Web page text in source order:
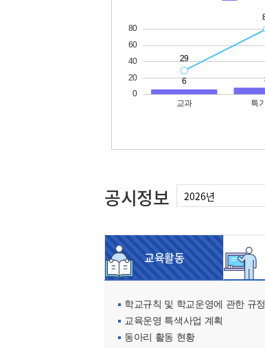
공시정보
교육활동
학교규칙 및 학교운영에 관한 규정
교육운영 특색사업 계획
동아리 활동 현황